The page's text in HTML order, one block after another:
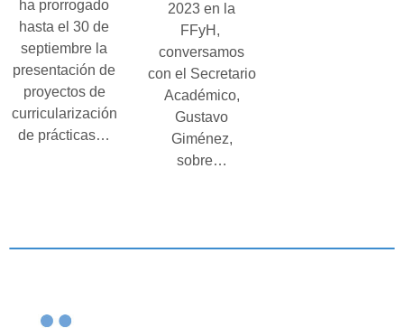
ha prorrogado
hasta el 30 de
septiembre la
presentación de
proyectos de
curricularización
de prácticas…
2023 en la
FFyH,
conversamos
con el Secretario
Académico,
Gustavo
Giménez,
sobre…